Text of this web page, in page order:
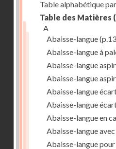
Table alphabétique
Table des Matières
A
Abaisse-langue
Abaisse-langue à
Abaisse-langue
Abaisse-langue
Abaisse-langue
Abaisse-langue
Abaisse-langue en
Abaisse-langue
Abaisse-langue